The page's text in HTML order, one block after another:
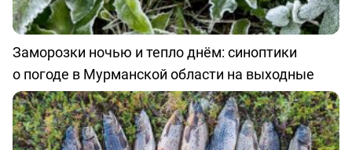
Заморозки ночью и тепло днём: синоптики
о погоде в Мурманской области на выходные